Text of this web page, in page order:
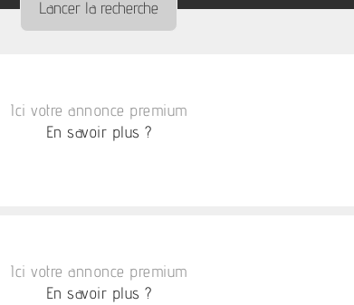
Ici votre annonce premium
En savoir plus ?
Ici votre annonce premium
En savoir plus ?